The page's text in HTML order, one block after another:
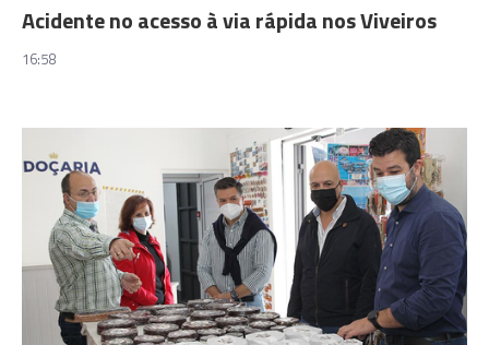
Acidente no acesso à via rápida nos Viveiros
16:58